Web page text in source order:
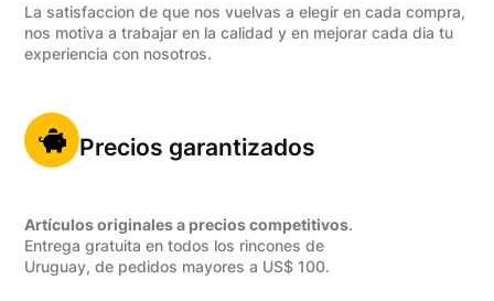
La satisfaccion de que nos vuelvas a elegir en cada compra,
nos motiva a trabajar en la calidad y en mejorar cada dia tu
experiencia con nosotros.
Precios garantizados
Artículos originales a precios competitivos.
Entrega gratuita en todos los rincones de
Uruguay, de pedidos mayores a US$ 100.